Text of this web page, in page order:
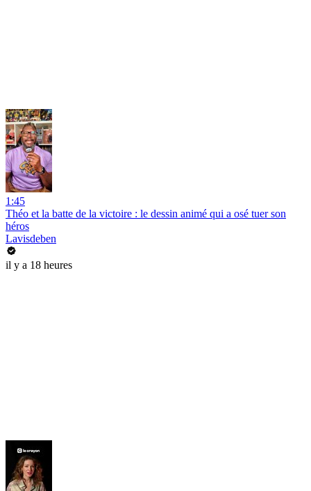
1:45
Théo et la batte de la victoire : le dessin animé qui a osé tuer son
héros
Lavisdeben
il y a 18 heures